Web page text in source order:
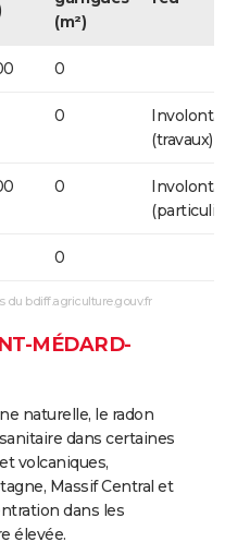
(m²)
0
0
(travaux)
0
0
du bdiff.agriculture.gouv.fr
MÉDARD-
naturelle, le radon
dans certaines
volcaniques,
Massif Central et
dans les
élevée.